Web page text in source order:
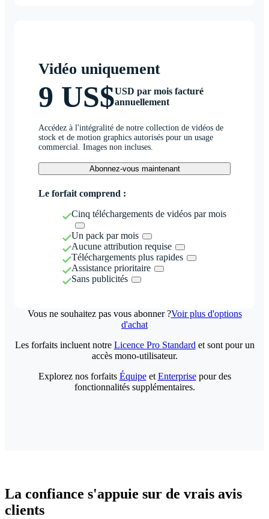
Vidéo uniquement
9 US$USD par mois facturé
annuellement
Accédez à l'intégralité de notre collection de vidéos de
stock et de motion graphics autorisés pour un usage
commercial. Images non incluses.
Abonnez-vous maintenant
Le forfait comprend :
Cinq téléchargements de vidéos par mois
Un pack par mois
Aucune attribution requise
Téléchargements plus rapides
Assistance prioritaire
Sans publicités
Vous ne souhaitez pas vous abonner ?Voir plus d'options
d'achat
Les forfaits incluent notre Licence Pro Standard et sont pour un
accès mono-utilisateur.
Explorez nos forfaits Équipeet Enterprisepour des
fonctionnalités supplémentaires.
La confiance s'appuie sur de vrais avis
clients